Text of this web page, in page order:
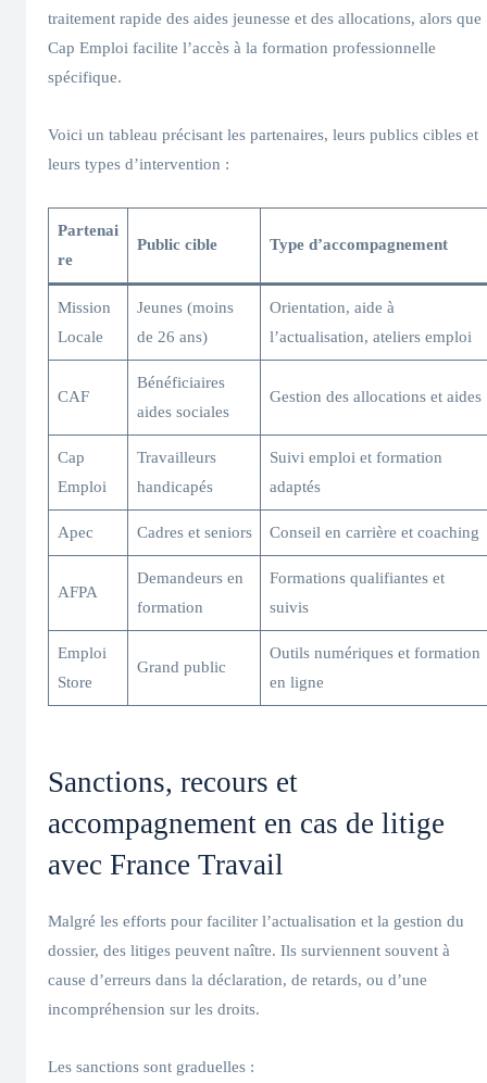
traitement rapide des aides jeunesse et des allocations, alors que
Cap Emploi facilite l’accès à la formation professionnelle
spécifique.
Voici un tableau précisant les partenaires, leurs publics cibles et
leurs types d’intervention :
Partenai
re
Public cible Type d’accompagnement
Mission
Locale
Jeunes (moins
de 26 ans)
Orientation, aide à
l’actualisation, ateliers emploi
CAF
Bénéficiaires
aides sociales
Gestion des allocations et aides
Cap
Emploi
Travailleurs
handicapés
Suivi emploi et formation
adaptés
Apec Cadres et seniors Conseil en carrière et coaching
AFPA
Demandeurs en
formation
Formations qualifiantes et
suivis
Emploi
Store
Grand public
Outils numériques et formation
en ligne
Sanctions, recours et
accompagnement en cas de litige
avec France Travail
Malgré les efforts pour faciliter l’actualisation et la gestion du
dossier, des litiges peuvent naître. Ils surviennent souvent à
cause d’erreurs dans la déclaration, de retards, ou d’une
incompréhension sur les droits.
Les sanctions sont graduelles :